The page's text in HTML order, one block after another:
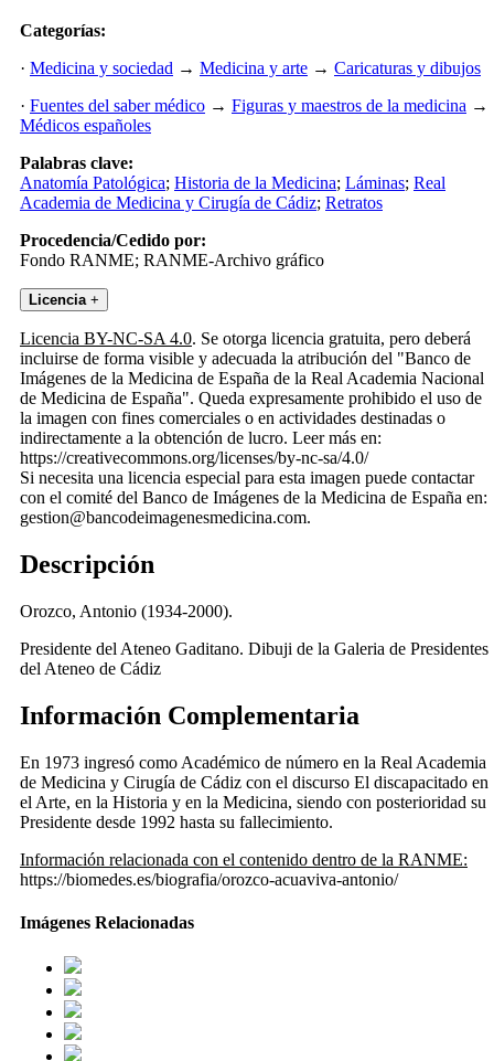
Categorías:
· Medicina y sociedad → Medicina y arte → Caricaturas y dibujos
· Fuentes del saber médico → Figuras y maestros de la medicina →
Médicos españoles
Palabras clave:
Anatomía Patológica; Historia de la Medicina; Láminas; Real
Academia de Medicina y Cirugía de Cádiz; Retratos
Procedencia/Cedido por:
Fondo RANME; RANME-Archivo gráfico
Licencia +
Licencia BY-NC-SA 4.0. Se otorga licencia gratuita, pero deberá
incluirse de forma visible y adecuada la atribución del "Banco de
Imágenes de la Medicina de España de la Real Academia Nacional
de Medicina de España". Queda expresamente prohibido el uso de
la imagen con fines comerciales o en actividades destinadas o
indirectamente a la obtención de lucro. Leer más en:
https://creativecommons.org/licenses/by-nc-sa/4.0/
Si necesita una licencia especial para esta imagen puede contactar
con el comité del Banco de Imágenes de la Medicina de España en:
gestion@bancodeimagenesmedicina.com.
Descripción
Orozco, Antonio (1934-2000).
Presidente del Ateneo Gaditano. Dibuji de la Galeria de Presidentes
del Ateneo de Cádiz
Información Complementaria
En 1973 ingresó como Académico de número en la Real Academia
de Medicina y Cirugía de Cádiz con el discurso El discapacitado en
el Arte, en la Historia y en la Medicina, siendo con posterioridad su
Presidente desde 1992 hasta su fallecimiento.
Información relacionada con el contenido dentro de la RANME:
https://biomedes.es/biografia/orozco-acuaviva-antonio/
Imágenes Relacionadas